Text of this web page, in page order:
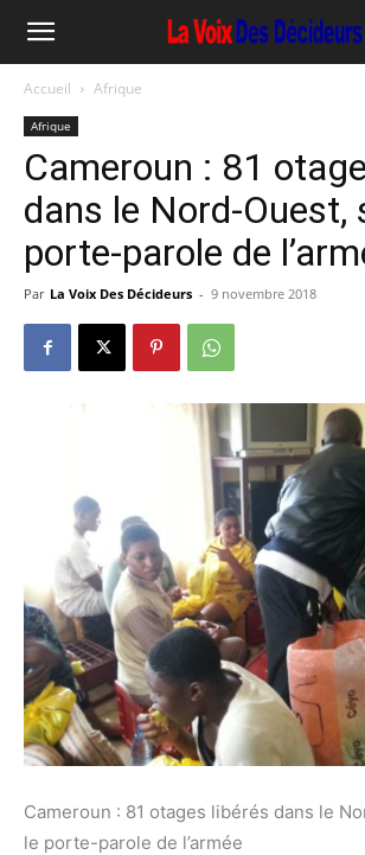
Accueil Afrique
Afrique
Cameroun : 81
dans le Nord-Ouest,
porte-parole de
Par La Voix Des Décideurs - 9 novembre 2018
Cameroun : 81 otages libérés dans le
le porte-parole de l’armée